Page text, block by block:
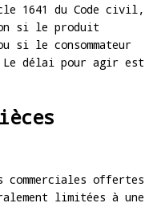
1641 du Code civil,
si le produit
si le consommateur
délai pour agir est
offertes
limitées à une